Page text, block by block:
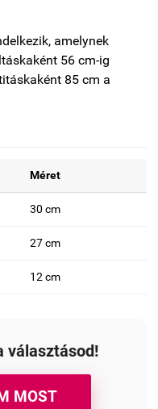
amelynek
56 cm-ig
85 cm a
Méret
30 cm
27 cm
12 cm
választásod!
MOST